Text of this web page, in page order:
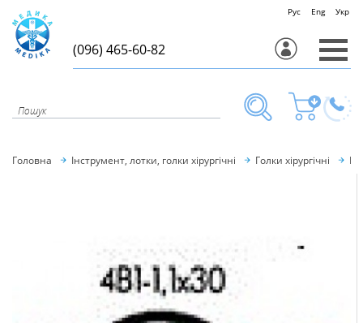
Рус Eng Укр
(096) 465-60-82
Головна Інструмент, лотки, голки хірургічні Голки хірургічні